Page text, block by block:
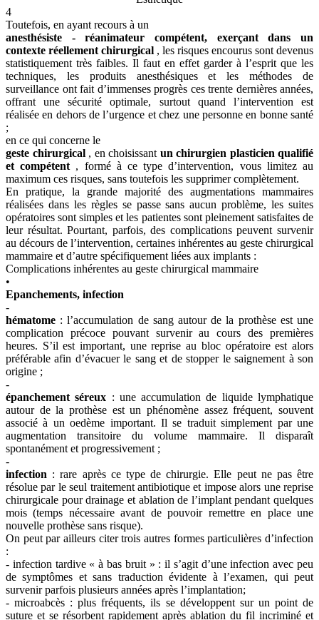
4
Toutefois, en ayant recours à un
anesthésiste - réanimateur compétent, exerçant dans un
contexte réellement chirurgical , les risques encourus sont devenus
statistiquement très faibles. Il faut en effet garder à l’esprit que les
techniques, les produits anesthésiques et les méthodes de
surveillance ont fait d’immenses progrès ces trente dernières années,
offrant une sécurité optimale, surtout quand l’intervention est
réalisée en dehors de l’urgence et chez une personne en bonne santé
;
en ce qui concerne le
geste chirurgical , en choisissant un chirurgien plasticien qualifié
et compétent , formé à ce type d’intervention, vous limitez au
maximum ces risques, sans toutefois les supprimer complètement.
En pratique, la grande majorité des augmentations mammaires
réalisées dans les règles se passe sans aucun problème, les suites
opératoires sont simples et les patientes sont pleinement satisfaites de
leur résultat. Pourtant, parfois, des complications peuvent survenir
au décours de l’intervention, certaines inhérentes au geste chirurgical
mammaire et d’autre spécifiquement liées aux implants :
Complications inhérentes au geste chirurgical mammaire
•
Epanchements, infection
-
hématome : l’accumulation de sang autour de la prothèse est une
complication précoce pouvant survenir au cours des premières
heures. S’il est important, une reprise au bloc opératoire est alors
préférable afin d’évacuer le sang et de stopper le saignement à son
origine ;
-
épanchement séreux : une accumulation de liquide lymphatique
autour de la prothèse est un phénomène assez fréquent, souvent
associé à un oedème important. Il se traduit simplement par une
augmentation transitoire du volume mammaire. Il disparaît
spontanément et progressivement ;
-
infection : rare après ce type de chirurgie. Elle peut ne pas être
résolue par le seul traitement antibiotique et impose alors une reprise
chirurgicale pour drainage et ablation de l’implant pendant quelques
mois (temps nécessaire avant de pouvoir remettre en place une
nouvelle prothèse sans risque).
On peut par ailleurs citer trois autres formes particulières d’infection
:
- infection tardive « à bas bruit » : il s’agit d’une infection avec peu
de symptômes et sans traduction évidente à l’examen, qui peut
survenir parfois plusieurs années après l’implantation;
- microabcès : plus fréquents, ils se développent sur un point de
suture et se résorbent rapidement après ablation du fil incriminé et